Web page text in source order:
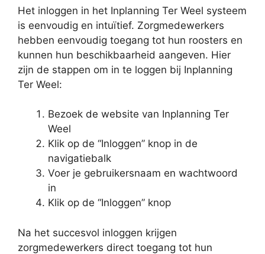
Het inloggen in het Inplanning Ter Weel systeem
is eenvoudig en intuïtief. Zorgmedewerkers
hebben eenvoudig toegang tot hun roosters en
kunnen hun beschikbaarheid aangeven. Hier
zijn de stappen om in te loggen bij Inplanning
Ter Weel:
Bezoek de website van Inplanning Ter
Weel
Klik op de “Inloggen” knop in de
navigatiebalk
Voer je gebruikersnaam en wachtwoord
in
Klik op de “Inloggen” knop
Na het succesvol inloggen krijgen
zorgmedewerkers direct toegang tot hun